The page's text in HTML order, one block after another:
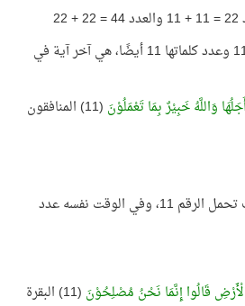
آخر آية في المصحف رقمها 11 وعدد كلماتها 11 أيضًا، هي آخر آية في
وَاللَّهُ خَبِيْرٌ بِمَا تَعْمَلُوْنَ (11) المنافقون
ورد في القرآن الكريم 7 آيات تحمل الرقم 11، وفي الوقت نفسه عدد
قَالُوا إِنَّمَا نَحْنُ مُصْلِحُوْنَ (11) البقرة